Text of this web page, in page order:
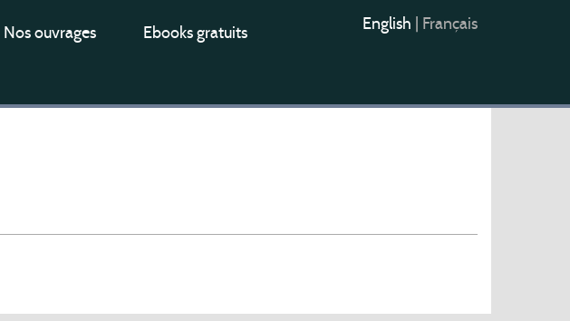
Nos ouvrages Ebooks gratuits English Français